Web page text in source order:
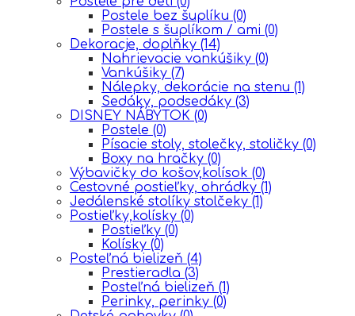
Postele bez šuplíku (0)
Postele s šuplíkom / ami (0)
Dekoracje, doplňky (14)
Nahrievacie vankúšiky (0)
Vankúšiky (7)
Nálepky, dekorácie na stenu (1)
Sedáky, podsedáky (3)
DISNEY NÁBYTOK (0)
Postele (0)
Písacie stoly, stolečky, stoličky (0)
Boxy na hračky (0)
Výbavičky do košov,kolísok (0)
Cestovné postieľky, ohrádky (1)
Jedálenské stolíky stolčeky (1)
Postieľky,kolísky (0)
Postieľky (0)
Kolísky (0)
Posteľná bielizeň (4)
Prestieradla (3)
Posteľná bielizeň (1)
Perinky, perinky (0)